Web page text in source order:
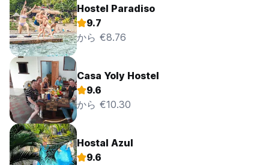
Hostel Paradiso
9.7
から €8.76
Casa Yoly Hostel
9.6
から €10.30
Hostal Azul
9.6